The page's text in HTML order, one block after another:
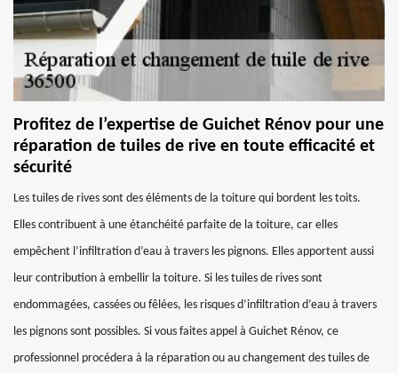
Profitez de l’expertise de Guichet Rénov pour une
réparation de tuiles de rive en toute efficacité et
sécurité
Les tuiles de rives sont des éléments de la toiture qui bordent les toits.
Elles contribuent à une étanchéité parfaite de la toiture, car elles
empêchent l’infiltration d’eau à travers les pignons. Elles apportent aussi
leur contribution à embellir la toiture. Si les tuiles de rives sont
endommagées, cassées ou fêlées, les risques d’infiltration d’eau à travers
les pignons sont possibles. Si vous faites appel à Guichet Rénov, ce
professionnel procédera à la réparation ou au changement des tuiles de